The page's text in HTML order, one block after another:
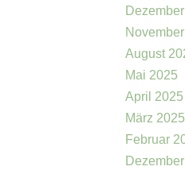
August
Mai 2025
April 2025
März 2025
Februar